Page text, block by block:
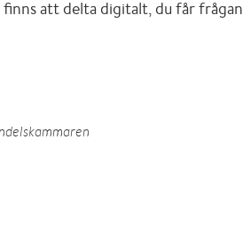
att delta digitalt, du får frågan